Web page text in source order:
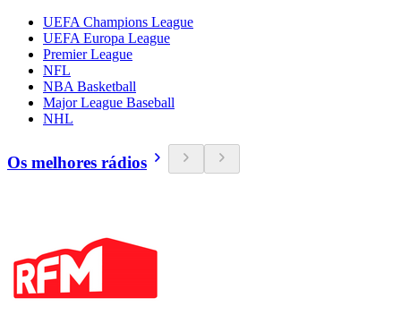
UEFA Champions League
UEFA Europa League
Premier League
NFL
NBA Basketball
Major League Baseball
NHL
Os melhores rádios